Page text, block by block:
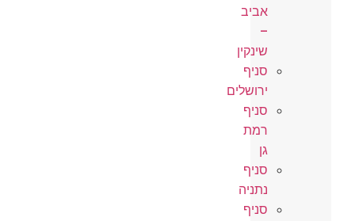
אביב
–
שינקין
סניף
ירושלים
סניף
רמת
גן
סניף
נתניה
סניף